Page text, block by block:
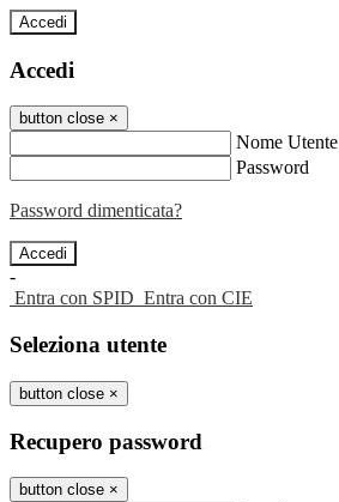
Accedi
Accedi
button close ×
Nome Utente
Password
Password dimenticata?
-
Entra con SPID Entra con CIE
Seleziona utente
button close ×
Recupero password
button close ×